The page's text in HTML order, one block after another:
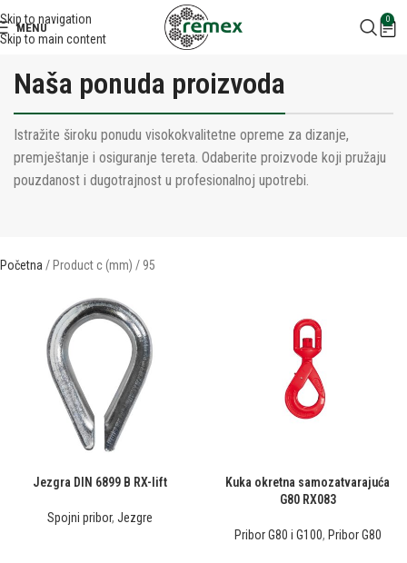
Skip to navigation
Skip to main content
MENU
0
Naša ponuda proizvoda
Istražite široku ponudu visokokvalitetne opreme za dizanje,
premještanje i osiguranje tereta. Odaberite proizvode koji pružaju
pouzdanost i dugotrajnost u profesionalnoj upotrebi.
Početna Product c (mm) 95
Jezgra DIN 6899 B RX-lift
Spojni pribor, Jezgre
Kuka okretna samozatvarajuća
G80 RX083
Pribor G80 i G100, Pribor G80